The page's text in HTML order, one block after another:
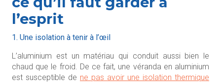
l’esprit
1. Une isolation à tenir à l’œil
L’aluminium est un matériau qui conduit aussi bien le
chaud que le froid. De ce fait, une véranda en aluminium
est susceptible de ne pas avoir une isolation thermique